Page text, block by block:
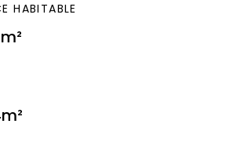
HABITABLE